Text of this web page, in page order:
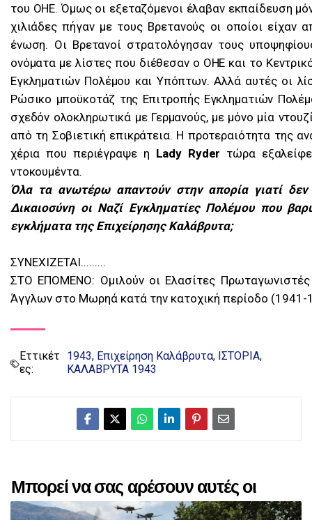
του ΟΗΕ. Όμως οι εξεταζόμενοι έλαβαν εκπαίδευση
χιλιάδες πήγαν με τους Βρετανούς οι οποίοι είχαν
ένωση. Οι Βρετανοί στρατολόγησαν τους
ονόματα με λίστες που διέθεσαν ο ΟΗΕ και το
Εγκληματιών Πολέμου και Υπόπτων. Αλλά αυτές οι
Ρώσικο μποϋκοτάζ της Επιτροπής Εγκληματιών
σχεδόν ολοκληρωτικά με Γερμανούς, με μόνο μία
από τη Σοβιετική επικράτεια. Η προτεραιότητα της
χέρια που περιέγραψε η Lady Ryder τώρα
ντοκουμέντα.
Όλα τα ανωτέρω απαντούν στην απορία γιατί
Δικαιοσύνη οι Ναζί Εγκληματίες Πολέμου που
εγκλήματα της Επιχείρησης Καλάβρυτα;
ΣΥΝΕΧΙΖΕΤΑΙ.........
ΣΤΟ ΕΠΟΜΕΝΟ: Ομιλούν οι Ελασίτες
Άγγλων στο Μωρηά κατά την κατοχική περίοδο (1941-
Εττικέτ
ες:
1943 Επιχείρηση Καλάβρυτα ΙΣΤΟΡΙΑ
ΚΑΛΑΒΡΥΤΑ 1943
Μπορεί να σας αρέσουν αυτές οι
αναρτήσεις